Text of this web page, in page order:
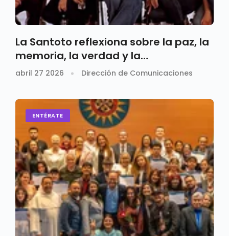
La Santoto reflexiona sobre la paz, la
memoria, la verdad y la
reconciliación en las infancias
abril 27 2026 Dirección de Comunicaciones
ENTÉRATE